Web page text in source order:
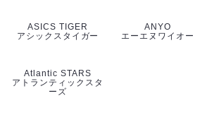
ASICS TIGER
アシックスタイガー
ANYO
エーエヌワイオー
Atlantic STARS
アトランティックスタ
ーズ